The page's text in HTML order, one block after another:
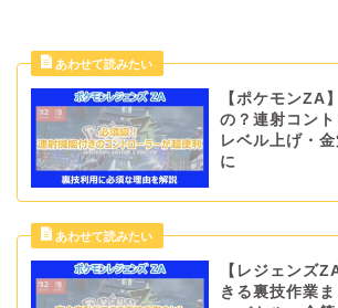
【ポケモンZA
の？連射コン
レベル上げ・
に
【レジェンズ
きる裏技作業